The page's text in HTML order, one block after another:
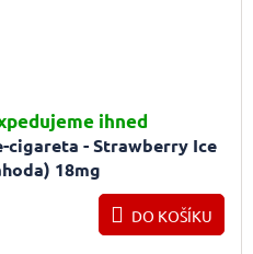
cigareta - Strawberry Ice
18mg
je 4,8 z 5 hvězdiček.
ihned
DO KOŠÍKU